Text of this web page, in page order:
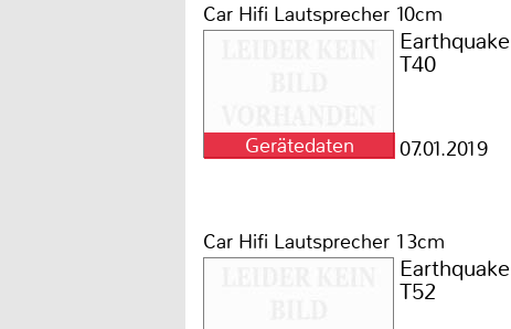
Car Hifi Lautsprecher 10cm
Gerätedaten
Earthquake
T40
07.01.2019
Car Hifi Lautsprecher 13cm
Earthquake
T52